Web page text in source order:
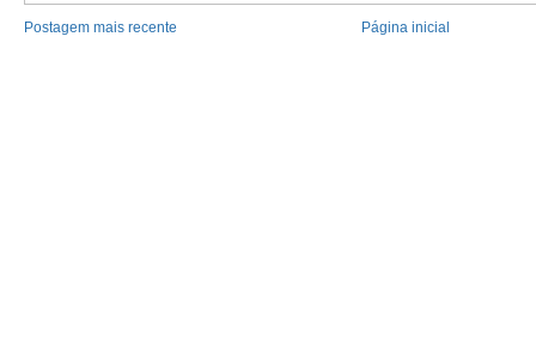
Postagem mais recente Página inicial